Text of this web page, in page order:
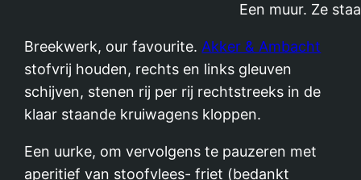
Een muur. Ze
Breekwerk, our favourite.Akker & Ambacht
stofvrij houden, rechts en links gleuven
schijven, stenen rij per rij rechtstreeks in de
klaar staande kruiwagens kloppen.
Een uurke, om vervolgens te pauzeren met
aperitief van stoofvlees- friet (bedankt